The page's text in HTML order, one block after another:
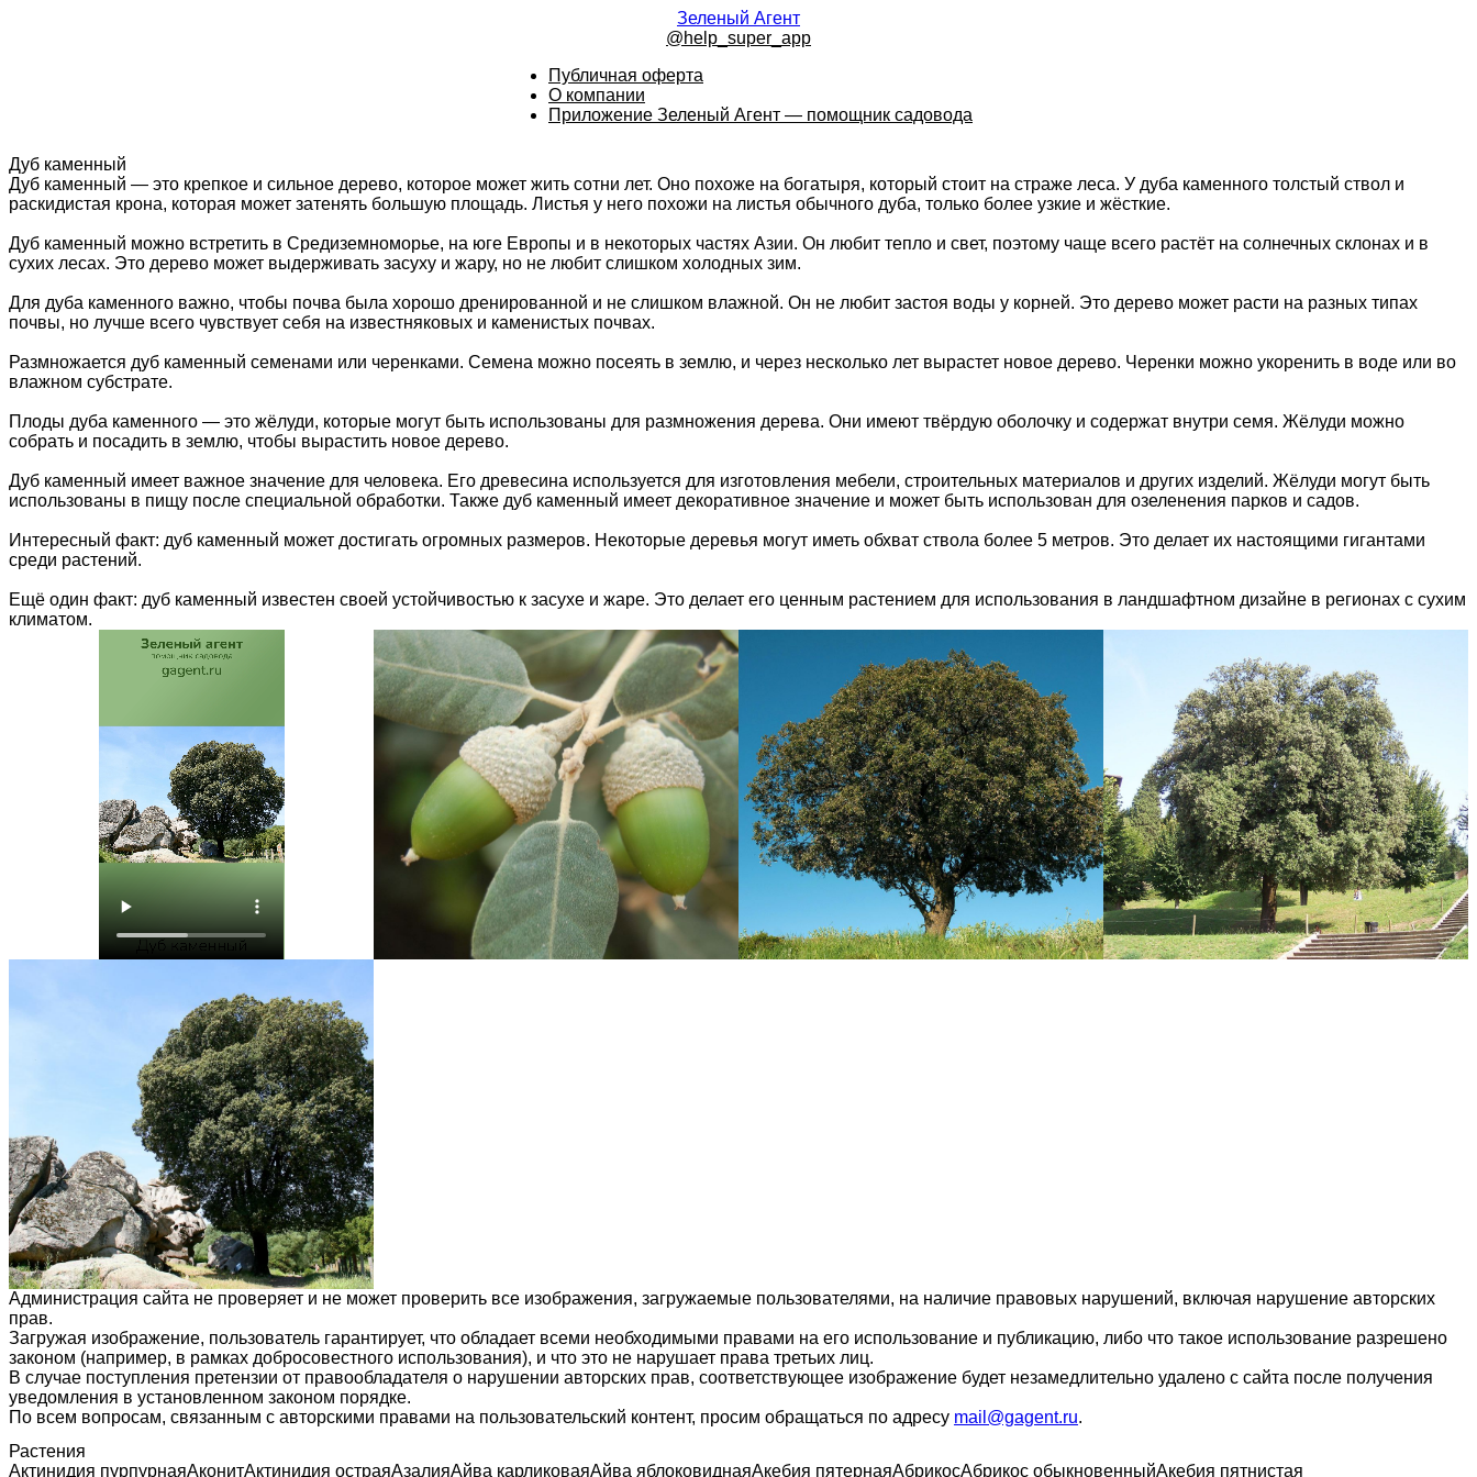
Зеленый Агент
@help_super_app
Публичная оферта
О компании
Приложение Зеленый Агент — помощник садовода
Дуб каменный
Дуб каменный — это крепкое и сильное дерево, которое может жить сотни лет. Оно похоже на богатыря, который стоит на страже леса. У дуба каменного толстый ствол и
раскидистая крона, которая может затенять большую площадь. Листья у него похожи на листья обычного дуба, только более узкие и жёсткие.
Дуб каменный можно встретить в Средиземноморье, на юге Европы и в некоторых частях Азии. Он любит тепло и свет, поэтому чаще всего растёт на солнечных склонах и в
сухих лесах. Это дерево может выдерживать засуху и жару, но не любит слишком холодных зим.
Для дуба каменного важно, чтобы почва была хорошо дренированной и не слишком влажной. Он не любит застоя воды у корней. Это дерево может расти на разных типах
почвы, но лучше всего чувствует себя на известняковых и каменистых почвах.
Размножается дуб каменный семенами или черенками. Семена можно посеять в землю, и через несколько лет вырастет новое дерево. Черенки можно укоренить в воде или во
влажном субстрате.
Плоды дуба каменного — это жёлуди, которые могут быть использованы для размножения дерева. Они имеют твёрдую оболочку и содержат внутри семя. Жёлуди можно
собрать и посадить в землю, чтобы вырастить новое дерево.
Дуб каменный имеет важное значение для человека. Его древесина используется для изготовления мебели, строительных материалов и других изделий. Жёлуди могут быть
использованы в пищу после специальной обработки. Также дуб каменный имеет декоративное значение и может быть использован для озеленения парков и садов.
Интересный факт: дуб каменный может достигать огромных размеров. Некоторые деревья могут иметь обхват ствола более 5 метров. Это делает их настоящими гигантами
среди растений.
Ещё один факт: дуб каменный известен своей устойчивостью к засухе и жаре. Это делает его ценным растением для использования в ландшафтном дизайне в регионах с сухим
климатом.
Администрация сайта не проверяет и не может проверить все изображения, загружаемые пользователями, на наличие правовых нарушений, включая нарушение авторских
прав.
Загружая изображение, пользователь гарантирует, что обладает всеми необходимыми правами на его использование и публикацию, либо что такое использование разрешено
законом (например, в рамках добросовестного использования), и что это не нарушает права третьих лиц.
В случае поступления претензии от правообладателя о нарушении авторских прав, соответствующее изображение будет незамедлительно удалено с сайта после получения
уведомления в установленном законом порядке.
По всем вопросам, связанным с авторскими правами на пользовательский контент, просим обращаться по адресу mail@gagent.ru.
Растения
Актинидия пурпурнаяАконитАктинидия остраяАзалияАйва карликоваяАйва яблоковиднаяАкебия пятернаяАбрикосАбрикос обыкновенныйАкебия пятнистая